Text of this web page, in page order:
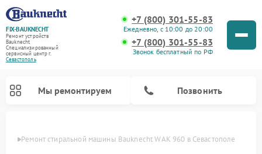
FIX-BAUKNECHT
Ремонт устройств
Bauknecht
Специализированный
cервисный центр г.
Севастополь
+7 (800) 301-55-83
Ежедневно, с 10:00 до 20:00
+7 (800) 301-55-83
Звонок бесплатный по РФ
Мы ремонтируем Позвонить
Ремонт стиральной машины Bauknecht WAK 960 в Севастополе